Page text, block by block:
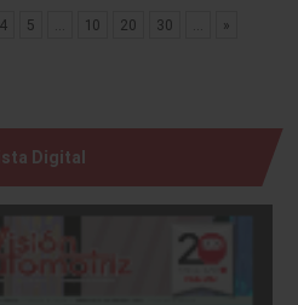
4 5 10 20 30
»
Digital